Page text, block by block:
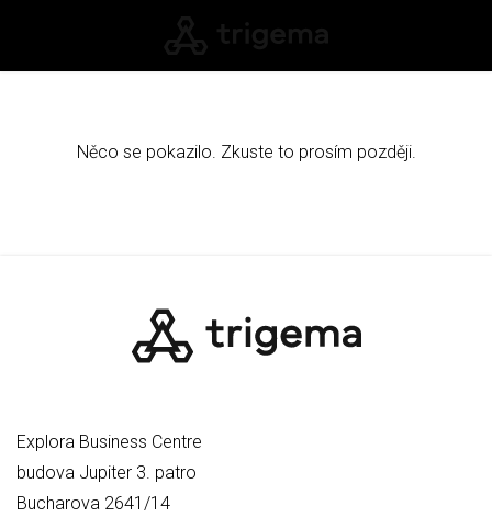
Něco se pokazilo. Zkuste to prosím později.
Explora Business Centre
budova Jupiter 3. patro
Bucharova 2641/14